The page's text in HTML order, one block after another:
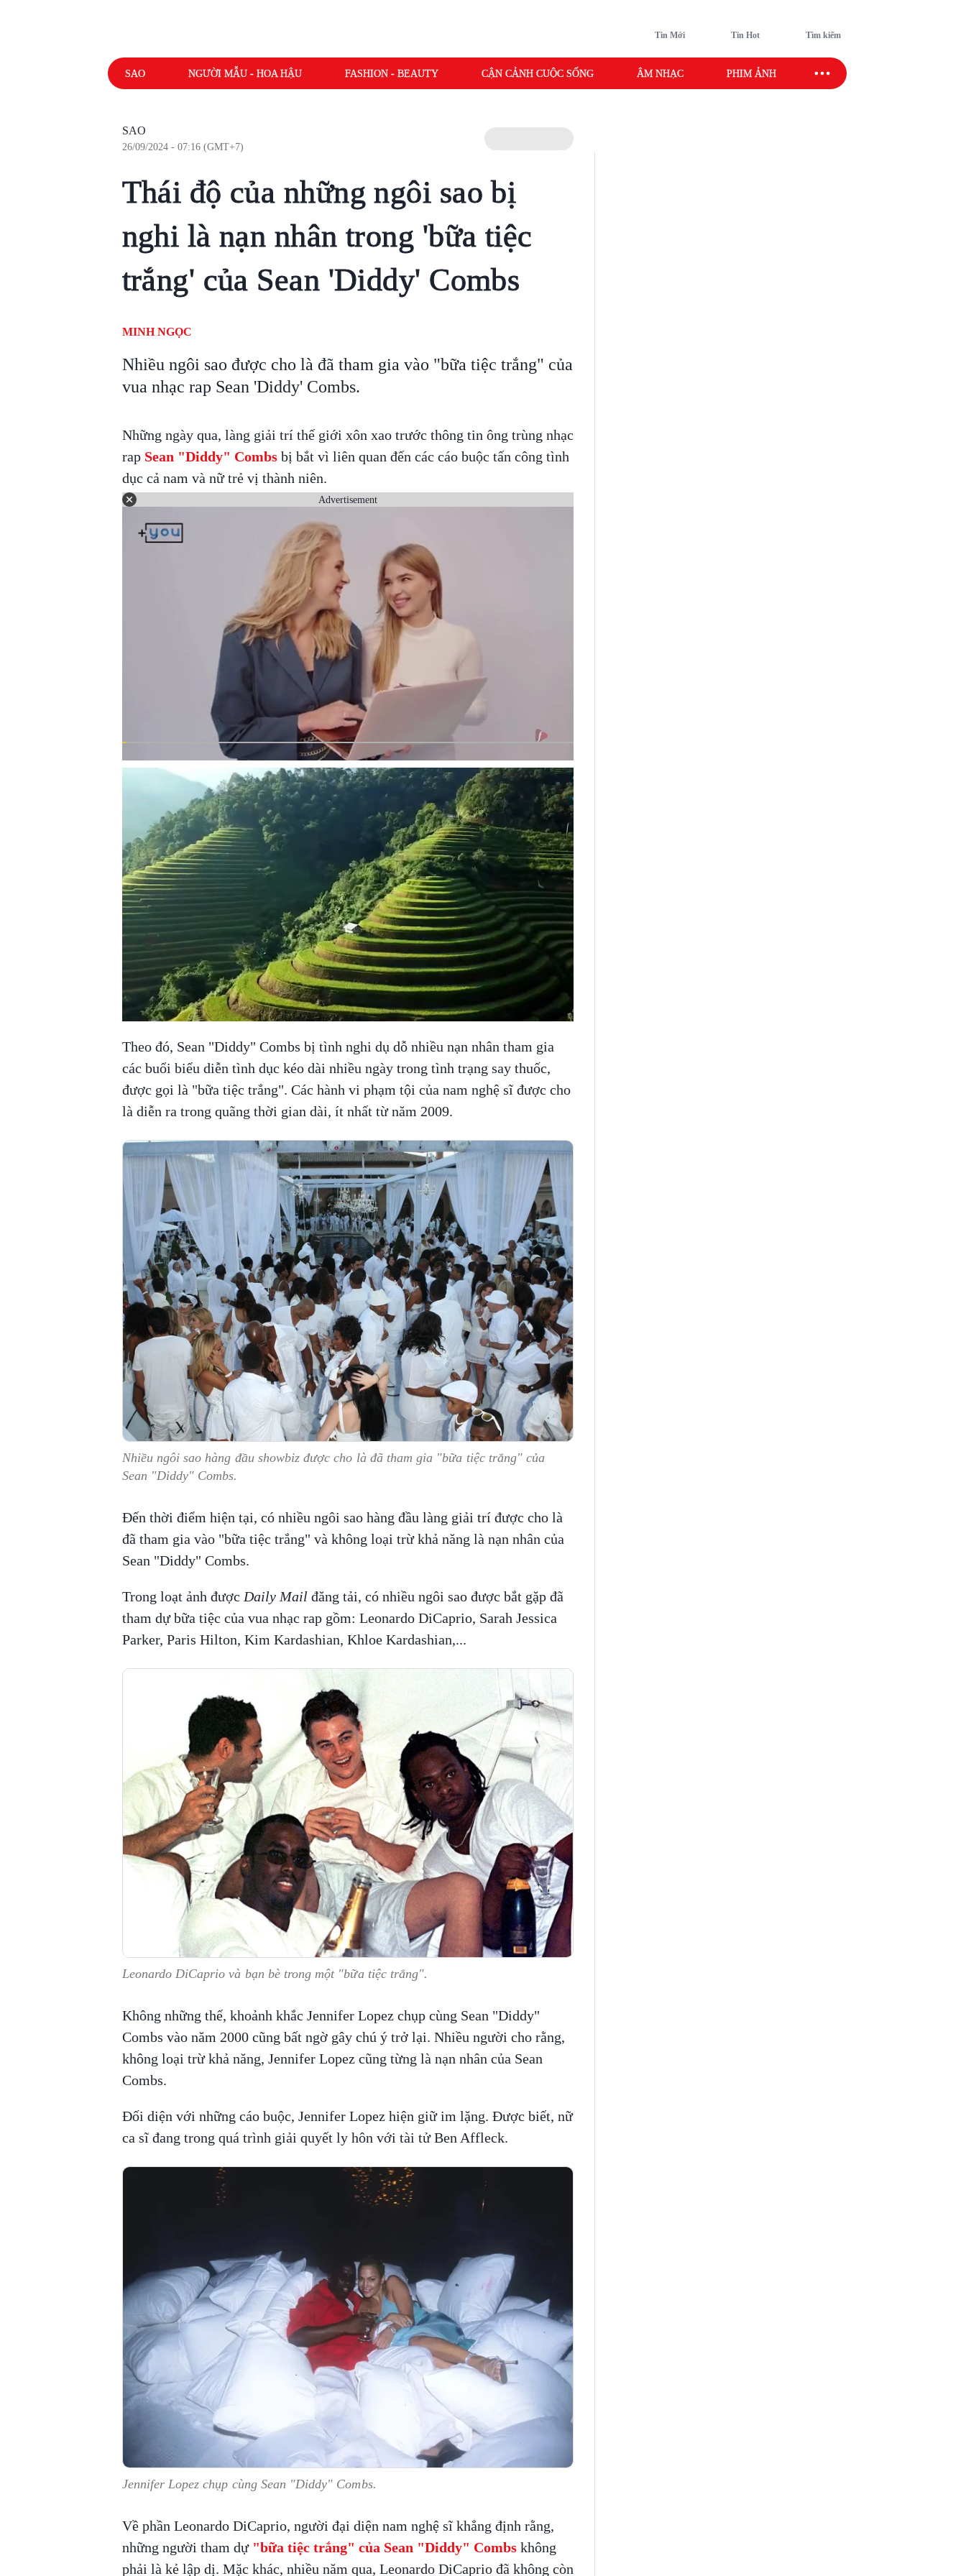
Tin Mới Tin Hot Tìm kiếm
SAO NGƯỜI MẪU - HOA HẬU FASHION - BEAUTY CẬN CẢNH CUỘC SỐNG ÂM NHẠC PHIM ẢNH SAO SPORT
SAO
26/09/2024 - 07:16 (GMT+7)
Thái độ của những ngôi sao bị
nghi là nạn nhân trong 'bữa tiệc
trắng' của Sean 'Diddy' Combs
MINH NGỌC
Nhiều ngôi sao được cho là đã tham gia vào "bữa tiệc trắng" của
vua nhạc rap Sean 'Diddy' Combs.
Những ngày qua, làng giải trí thế giới xôn xao trước thông tin ông trùng nhạc
rap Sean "Diddy" Combsbị bắt vì liên quan đến các cáo buộc tấn công tình
dục cả nam và nữ trẻ vị thành niên.
Advertisement
Theo đó, Sean "Diddy" Combs bị tình nghi dụ dỗ nhiều nạn nhân tham gia
các buổi biểu diễn tình dục kéo dài nhiều ngày trong tình trạng say thuốc,
được gọi là "bữa tiệc trắng". Các hành vi phạm tội của nam nghệ sĩ được cho
là diễn ra trong quãng thời gian dài, ít nhất từ năm 2009.
Nhiều ngôi sao hàng đầu showbiz được cho là đã tham gia "bữa tiệc trắng" của
Sean "Diddy" Combs.
Đến thời điểm hiện tại, có nhiều ngôi sao hàng đầu làng giải trí được cho là
đã tham gia vào "bữa tiệc trắng" và không loại trừ khả năng là nạn nhân của
Sean "Diddy" Combs.
Trong loạt ảnh được Daily Mail đăng tải, có nhiều ngôi sao được bắt gặp đã
tham dự bữa tiệc của vua nhạc rap gồm: Leonardo DiCaprio, Sarah Jessica
Parker, Paris Hilton, Kim Kardashian, Khloe Kardashian,...
Leonardo DiCaprio và bạn bè trong một "bữa tiệc trắng".
Không những thế, khoảnh khắc Jennifer Lopez chụp cùng Sean "Diddy"
Combs vào năm 2000 cũng bất ngờ gây chú ý trở lại. Nhiều người cho rằng,
không loại trừ khả năng, Jennifer Lopez cũng từng là nạn nhân của Sean
Combs.
Đối diện với những cáo buộc, Jennifer Lopez hiện giữ im lặng. Được biết, nữ
ca sĩ đang trong quá trình giải quyết ly hôn với tài tử Ben Affleck.
Jennifer Lopez chụp cùng Sean "Diddy" Combs.
Về phần Leonardo DiCaprio, người đại diện nam nghệ sĩ khẳng định rằng,
những người tham dự "bữa tiệc trắng" của Sean "Diddy" Combskhông
phải là kẻ lập dị. Mặc khác, nhiều năm qua, Leonardo DiCaprio đã không còn